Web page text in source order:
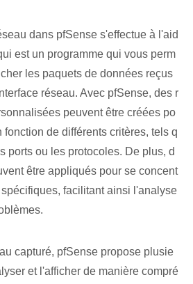
dans pfSense s'effectue à l'aid
est un programme qui vous perm
les paquets de données reçus
réseau. Avec pfSense, des r
peuvent être créées po
fonction de différents critères, tels q
ports ou les protocoles. De plus, d
être appliqués pour se concent
facilitant ainsi l'analyse
capturé, pfSense propose plusie
et l'afficher de manière compré